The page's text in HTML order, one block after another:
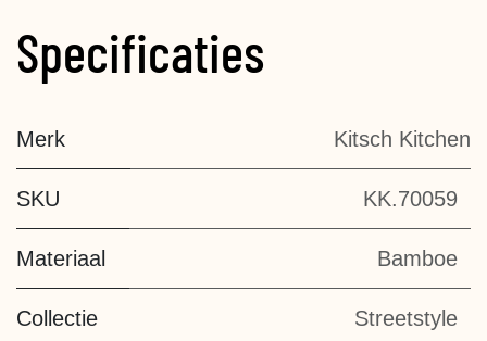
Specificaties
Merk Kitsch Kitchen
SKU KK.70059
Materiaal Bamboe
Collectie Streetstyle